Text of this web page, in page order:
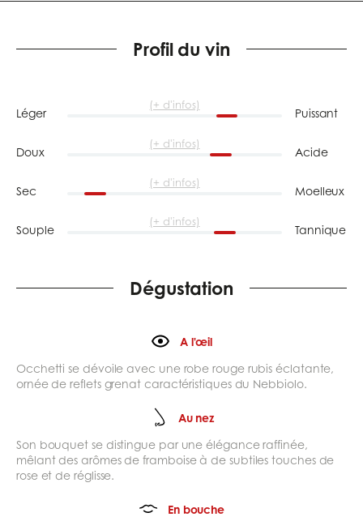
Profil du vin
Léger
(+ d'infos)
Puissant
Doux
(+ d'infos)
Acide
Sec
(+ d'infos)
Moelleux
Souple
(+ d'infos)
Tannique
Dégustation
A l'œil
Occhetti se dévoile avec une robe rouge rubis éclatante,
ornée de reflets grenat caractéristiques du Nebbiolo.
Au nez
Son bouquet se distingue par une élégance raffinée,
mêlant des arômes de framboise à de subtiles touches de
rose et de réglisse.
En bouche